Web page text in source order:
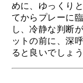
めに、ゆっくり
てからプレーに
し、冷静な判断
ットの前に、深
ると良いでしょう